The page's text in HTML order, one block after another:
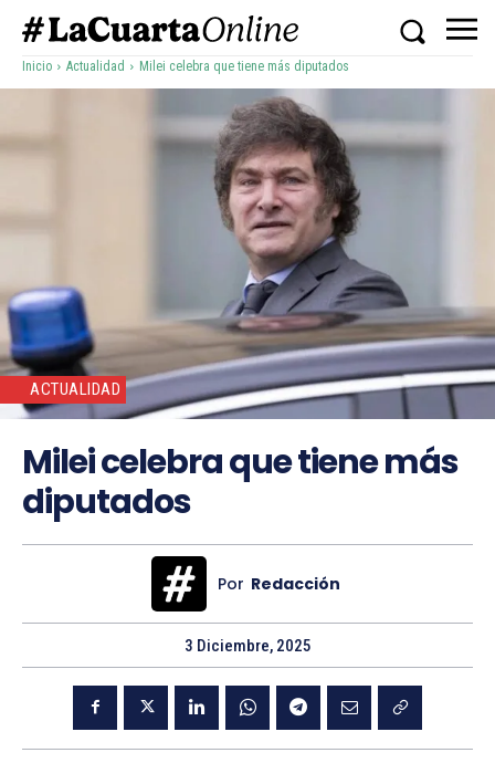
Inicio Actualidad Milei celebra que tiene más diputados
ACTUALIDAD
Milei celebra que tiene más
diputados
Por Redacción
3 Diciembre, 2025